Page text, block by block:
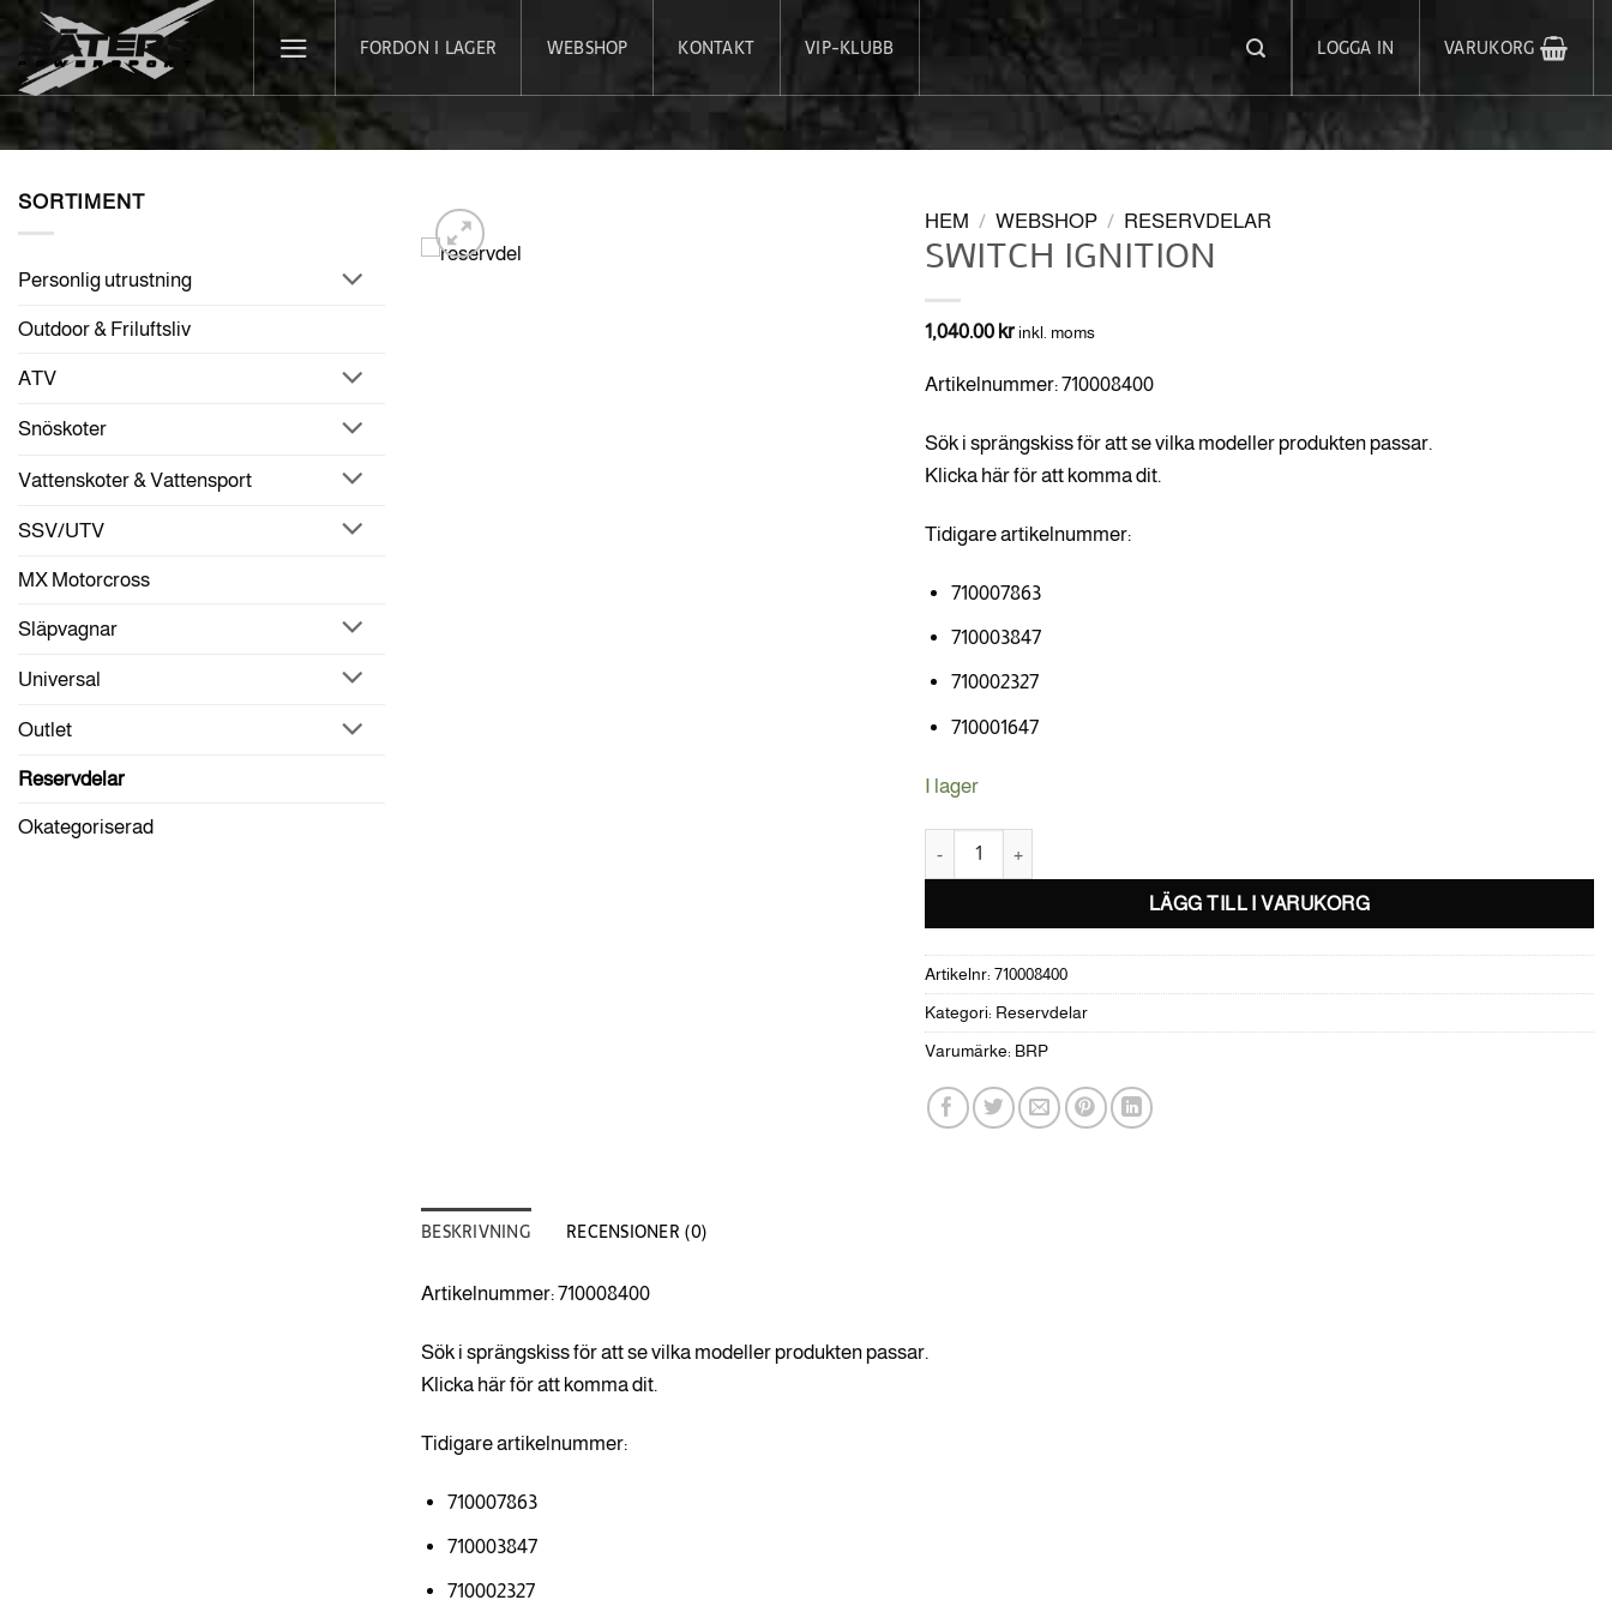
to
content
FORDON I LAGER WEBSHOP KONTAKT VIP-KLUBB LOGGA IN VARUKORG
SORTIMENT
Personlig utrustning
Outdoor & Friluftsliv
ATV
Snöskoter
Vattenskoter & Vattensport
SSV/UTV
MX Motorcross
Släpvagnar
Universal
Outlet
Reservdelar
Okategoriserad
HEM / WEBSHOP / RESERVDELAR
SWITCH IGNITION
1,040.00 kr inkl. moms
Artikelnummer: 710008400
Sök i sprängskiss för att se vilka modeller produkten passar.
Klicka här för att komma dit.
Tidigare artikelnummer:
710007863
710003847
710002327
710001647
I lager
SWITCH IGNITION mängd
LÄGG TILL I VARUKORG
Artikelnr: 710008400
Kategori: Reservdelar
Varumärke: BRP
BESKRIVNING RECENSIONER (0)
Artikelnummer: 710008400
Sök i sprängskiss för att se vilka modeller produkten passar.
Klicka här för att komma dit.
Tidigare artikelnummer:
710007863
710003847
710002327